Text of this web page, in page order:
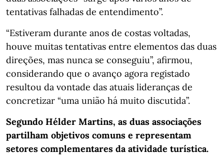
tentativas falhadas de entendimento”.
“Estiveram durante anos de costas voltadas,
houve muitas tentativas entre elementos das duas
direções, mas nunca se conseguiu”, afirmou,
considerando que o avanço agora registado
resultou da vontade das atuais lideranças de
concretizar “uma união há muito discutida”.
Segundo Hélder Martins, as duas associações
partilham objetivos comuns e representam
setores complementares da atividade turística.